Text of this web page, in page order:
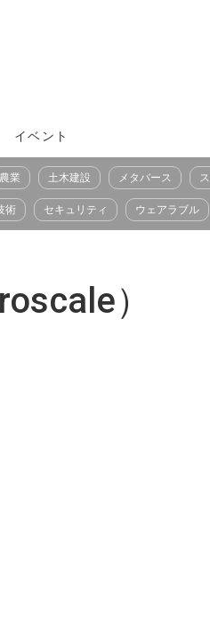
イベント
農業 土木建設 メタバース
術 セキュリティ ウェアラブル
）